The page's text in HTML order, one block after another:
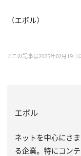
（エボル）
※この記事は2025年02月19日
エボル
ネットを中心にさ
る企業。特にコン